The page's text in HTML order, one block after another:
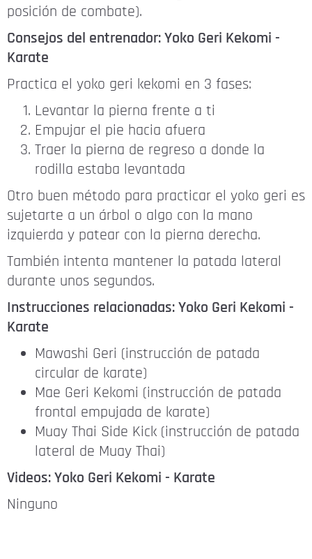
posición de combate).
Consejos del entrenador: Yoko Geri Kekomi -
Karate
Practica el yoko geri kekomi en 3 fases:
Levantar la pierna frente a ti
Empujar el pie hacia afuera
Traer la pierna de regreso a donde la
rodilla estaba levantada
Otro buen método para practicar el yoko geri es
sujetarte a un árbol o algo con la mano
izquierda y patear con la pierna derecha.
También intenta mantener la patada lateral
durante unos segundos.
Instrucciones relacionadas: Yoko Geri Kekomi -
Karate
Mawashi Geri (instrucción de patada
circular de karate)
Mae Geri Kekomi (instrucción de patada
frontal empujada de karate)
Muay Thai Side Kick (instrucción de patada
lateral de Muay Thai)
Videos: Yoko Geri Kekomi - Karate
Ninguno